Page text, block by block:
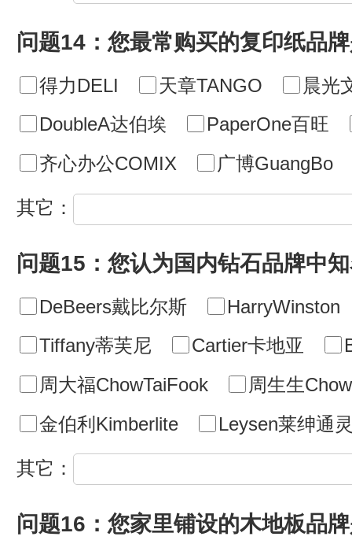
问题14：您最常购买的复印纸品
得力DELI 天章TANGO
晨光
DoubleA达伯埃
PaperOne百旺
齐心办公COMIX
广博GuangBo
其它：
问题15：您认为国内钻石品牌中
DeBeers戴比尔斯
HarryWinston
Tiffany蒂芙尼
Cartier卡地亚
周大福ChowTaiFook
周生生
金伯利Kimberlite
Leysen莱绅通
其它：
问题16：您家里铺设的木地板品